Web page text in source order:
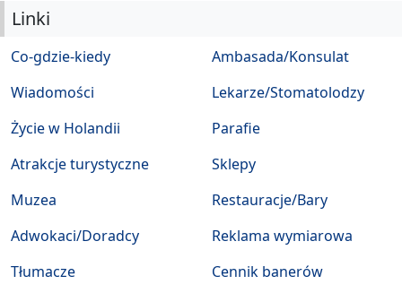
Linki
Co-gdzie-kiedy
Wiadomości
Życie w Holandii
Atrakcje turystyczne
Muzea
Ambasada/Konsulat
Lekarze/Stomatolodzy
Parafie
Sklepy
Restauracje/Bary
Adwokaci/Doradcy
Tłumacze
Reklama wymiarowa
Cennik banerów